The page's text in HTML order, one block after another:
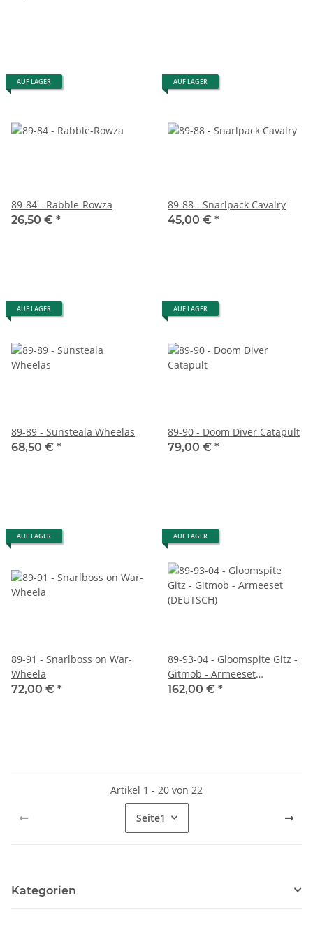
AUF LAGER
89-84 - Rabble-Rowza
26,50 € *
AUF LAGER
89-88 - Snarlpack Cavalry
45,00 € *
AUF LAGER
89-89 - Sunsteala Wheelas
68,50 € *
AUF LAGER
89-90 - Doom Diver Catapult
79,00 € *
AUF LAGER
89-91 - Snarlboss on War-
Wheela
72,00 € *
AUF LAGER
89-93-04 - Gloomspite Gitz -
Gitmob - Armeeset
(DEUTSCH)
162,00 € *
Artikel 1 - 20 von 22
Seite1
Kategorien